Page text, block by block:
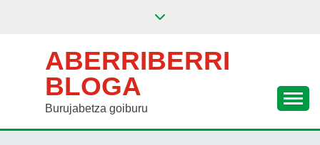
ABERRIBERRI
BLOGA
Burujabetza goiburu